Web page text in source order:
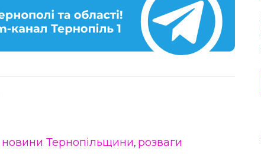
новини Тернопільщини, розваги